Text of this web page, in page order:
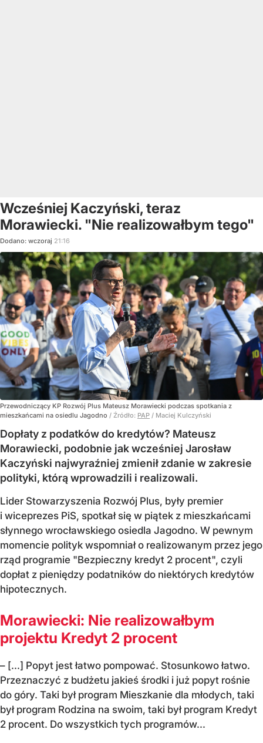
Wcześniej Kaczyński, teraz
Morawiecki. "Nie realizowałbym tego"
Dodano: wczoraj 21:16
Przewodniczący KP Rozwój Plus Mateusz Morawiecki podczas spotkania z
mieszkańcami na osiedlu Jagodno / Źródło: PAP / Maciej Kulczyński
Dopłaty z podatków do kredytów? Mateusz
Morawiecki, podobnie jak wcześniej Jarosław
Kaczyński najwyraźniej zmienił zdanie w zakresie
polityki, którą wprowadzili i realizowali.
Lider Stowarzyszenia Rozwój Plus, były premier
i wiceprezes PiS, spotkał się w piątek z mieszkańcami
słynnego wrocławskiego osiedla Jagodno. W pewnym
momencie polityk wspomniał o realizowanym przez jego
rząd programie "Bezpieczny kredyt 2 procent", czyli
dopłat z pieniędzy podatników do niektórych kredytów
hipotecznych.
Morawiecki: Nie realizowałbym
projektu Kredyt 2 procent
– [...] Popyt jest łatwo pompować. Stosunkowo łatwo.
Przeznaczyć z budżetu jakieś środki i już popyt rośnie
do góry. Taki był program Mieszkanie dla młodych, taki
był program Rodzina na swoim, taki był program Kredyt
2 procent. Do wszystkich tych programów...